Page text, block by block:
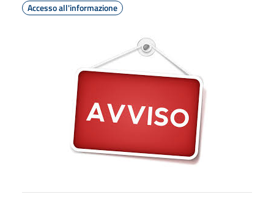
Accesso all'informazione